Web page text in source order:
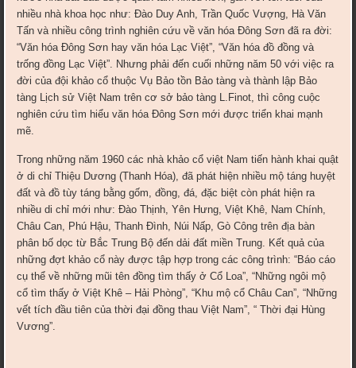
nhiều nhà khoa học như: Đào Duy Anh, Trần Quốc Vượng, Hà Văn
Tấn và nhiều công trình nghiên cứu về văn hóa Đông Sơn đã ra đời:
“Văn hóa Đông Sơn hay văn hóa Lạc Việt”, “Văn hóa đồ đồng và
trống đồng Lạc Việt”. Nhưng phải đến cuối những năm 50 với việc ra
đời của đội khảo cổ thuộc Vụ Bảo tồn Bảo tàng và thành lập Bảo
tàng Lịch sử Việt Nam trên cơ sở bảo tàng L.Finot, thì công cuộc
nghiên cứu tìm hiểu văn hóa Đông Sơn mới được triển khai mạnh
mẽ.
Trong những năm 1960 các nhà khảo cổ việt Nam tiến hành khai quật
ở di chỉ Thiệu Dương (Thanh Hóa), đã phát hiện nhiều mộ táng huyệt
đất và đồ tùy táng bằng gốm, đồng, đá, đặc biệt còn phát hiện ra
nhiều di chỉ mới như: Đào Thịnh, Yên Hưng, Việt Khê, Nam Chính,
Châu Can, Phú Hậu, Thanh Đình, Núi Nấp, Gò Công trên địa bàn
phân bố dọc từ Bắc Trung Bộ đến dải đất miền Trung. Kết quả của
những đợt khảo cổ này được tập hợp trong các công trình: “Báo cáo
cụ thể về những mũi tên đồng tìm thấy ở Cổ Loa”, “Những ngôi mộ
cổ tìm thấy ở Việt Khê – Hải Phòng”, “Khu mộ cổ Châu Can”, “Những
vết tích đầu tiên của thời đại đồng thau Việt Nam”, “ Thời đại Hùng
Vương”.